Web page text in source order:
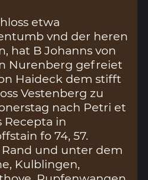
etwa
vnd der heren
hat B Johanns von
Nurenberg gefreiet
Haideck dem stifft
Vestenberg zu
nach Petri et
Recepta in
fo 74, 57.
und unter dem
Kulblingen,